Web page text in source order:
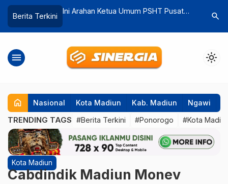
Berita Terkini
Angin Kencang Terjang Dagangan
search
menu light_mode
home Nasional Kota Madiun Kab. Madiun Ngawi
TRENDING TAGS #Berita Terkini #Ponorogo #Kota
Kota Madiun
Cabdindik Madiun Monev